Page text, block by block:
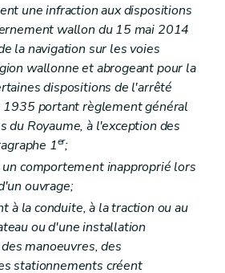
une infraction aux dispositions
wallon du 15 mai 2014
la navigation sur les voies
wallonne et abrogeant pour la
dispositions de l'arrêté
portant règlement général
du Royaume, à l'exception des
1er;
comportement inapproprié lors
ouvrage;
à la conduite, à la traction ou au
ou d'une installation
manoeuvres, des
stationnements créent